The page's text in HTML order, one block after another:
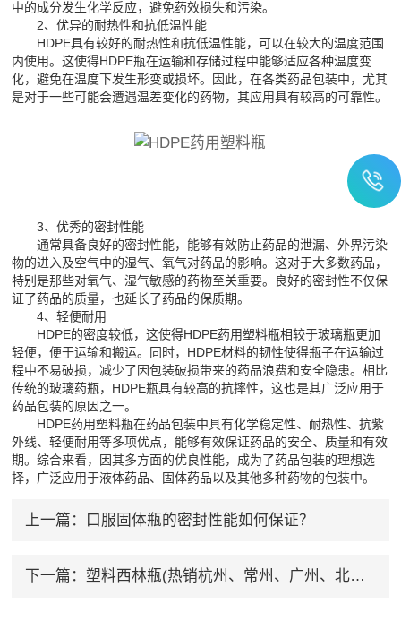
中的成分发生化学反应，避免药效损失和污染。
2、优异的耐热性和抗低温性能
HDPE具有较好的耐热性和抗低温性能，可以在较大的温度范围
内使用。这使得HDPE瓶在运输和存储过程中能够适应各种温度变
化，避免在温度下发生形变或损坏。因此，在各类药品包装中，尤其
是对于一些可能会遭遇温差变化的药物，其应用具有较高的可靠性。
3、优秀的密封性能
通常具备良好的密封性能，能够有效防止药品的泄漏、外界污染
物的进入及空气中的湿气、氧气对药品的影响。这对于大多数药品，
特别是那些对氧气、湿气敏感的药物至关重要。良好的密封性不仅保
证了药品的质量，也延长了药品的保质期。
4、轻便耐用
HDPE的密度较低，这使得HDPE药用塑料瓶相较于玻璃瓶更加
轻便，便于运输和搬运。同时，HDPE材料的韧性使得瓶子在运输过
程中不易破损，减少了因包装破损带来的药品浪费和安全隐患。相比
传统的玻璃药瓶，HDPE瓶具有较高的抗摔性，这也是其广泛应用于
药品包装的原因之一。
HDPE药用塑料瓶在药品包装中具有化学稳定性、耐热性、抗紫
外线、轻便耐用等多项优点，能够有效保证药品的安全、质量和有效
期。综合来看，因其多方面的优良性能，成为了药品包装的理想选
择，广泛应用于液体药品、固体药品以及其他多种药物的包装中。
上一篇： 口服固体瓶的密封性能如何保证？
下一篇： 塑料西林瓶(热销杭州、常州、广州、北京等全国各地)